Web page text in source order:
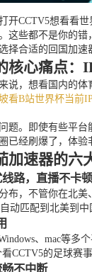
开CCTV5想看看
这些都不是你的
择合适的回国加
核心痛点：
说，想看国内的
看B站世界杯当前
题。即使有些平
已经刷爆了，体验
加速器的六
路，直播不卡顿
布，不管你在北
动匹配到北美到中
、mac等多
CCTV5的足球赛
不中断